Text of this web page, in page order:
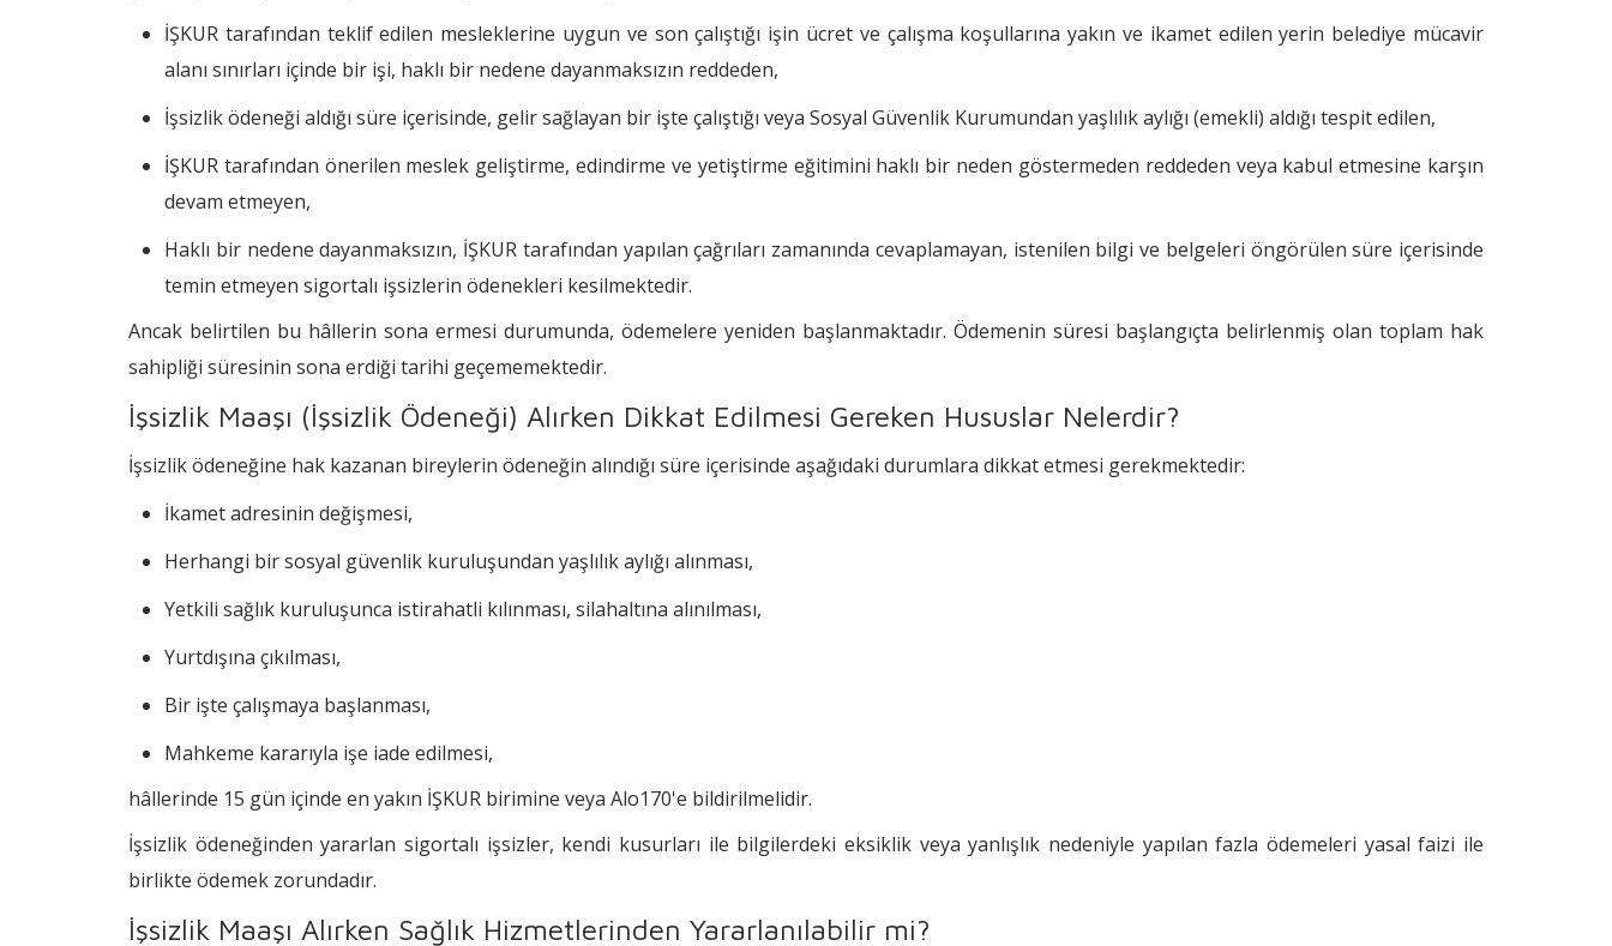
İŞKUR tarafından teklif edilen mesleklerine uygun ve son çalıştığı işin ücret ve çalışma koşullarına yakın ve ikamet edilen yerin belediye mücavir
alanı sınırları içinde bir işi, haklı bir nedene dayanmaksızın reddeden,
İşsizlik ödeneği aldığı süre içerisinde, gelir sağlayan bir işte çalıştığı veya Sosyal Güvenlik Kurumundan yaşlılık aylığı (emekli) aldığı tespit edilen,
İŞKUR tarafından önerilen meslek geliştirme, edindirme ve yetiştirme eğitimini haklı bir neden göstermeden reddeden veya kabul etmesine karşın
devam etmeyen,
Haklı bir nedene dayanmaksızın, İŞKUR tarafından yapılan çağrıları zamanında cevaplamayan, istenilen bilgi ve belgeleri öngörülen süre içerisinde
temin etmeyen sigortalı işsizlerin ödenekleri kesilmektedir.
Ancak belirtilen bu hâllerin sona ermesi durumunda, ödemelere yeniden başlanmaktadır. Ödemenin süresi başlangıçta belirlenmiş olan toplam hak
sahipliği süresinin sona erdiği tarihi geçememektedir.
İşsizlik Maaşı (İşsizlik Ödeneği) Alırken Dikkat Edilmesi Gereken Hususlar Nelerdir?
İşsizlik ödeneğine hak kazanan bireylerin ödeneğin alındığı süre içerisinde aşağıdaki durumlara dikkat etmesi gerekmektedir:
İkamet adresinin değişmesi,
Herhangi bir sosyal güvenlik kuruluşundan yaşlılık aylığı alınması,
Yetkili sağlık kuruluşunca istirahatli kılınması, silahaltına alınılması,
Yurtdışına çıkılması,
Bir işte çalışmaya başlanması,
Mahkeme kararıyla işe iade edilmesi,
hâllerinde 15 gün içinde en yakın İŞKUR birimine veya Alo170'e bildirilmelidir.
İşsizlik ödeneğinden yararlan sigortalı işsizler, kendi kusurları ile bilgilerdeki eksiklik veya yanlışlık nedeniyle yapılan fazla ödemeleri yasal faizi ile
birlikte ödemek zorundadır.
İşsizlik Maaşı Alırken Sağlık Hizmetlerinden Yararlanılabilir mi?